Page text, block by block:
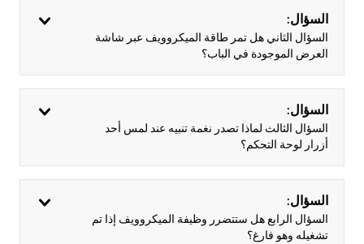
السؤال:
السؤال الثاني هل تمر طاقة الميكروويف عبر شاشة
العرض الموجودة في الباب؟
السؤال:
السؤال الثالث لماذا تصدر نغمة تنبيه عند لمس أحد
أزرار لوحة التحكم؟
السؤال:
السؤال الرابع هل ستتضرر وظيفة الميكروويف إذا تم
تشغيله وهو فارغ؟